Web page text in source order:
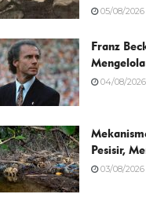
05/08/2026
Franz
04/08/2026
Pesisir,
03/08/2026